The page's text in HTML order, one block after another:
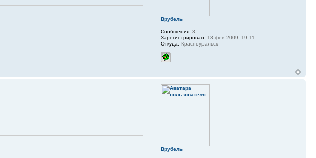
Врубель
Сообщения: 3
Зарегистрирован: 13 фев 2009, 19:11
Откуда: Красноуральск
Врубель